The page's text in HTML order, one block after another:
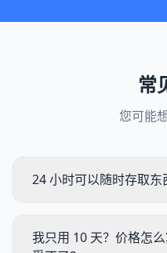
常
您可能
24 小时可以随时存取东
我只用 10 天？价格怎